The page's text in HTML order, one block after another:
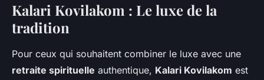
Kalari Kovilakom : Le luxe de la
tradition
Pour ceux qui souhaitent combiner le luxe avec une
retraite spirituelle authentique, Kalari Kovilakom est